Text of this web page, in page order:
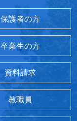
保護者の方
卒業生の方
資料請求
教職員